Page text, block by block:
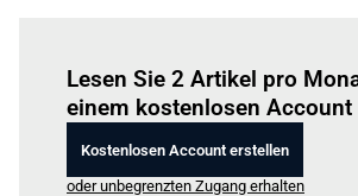
Lesen Sie 2 Artikel pro
einem kostenlosen Account
Kostenlosen Account erstellen
oder unbegrenzten Zugang erhalten